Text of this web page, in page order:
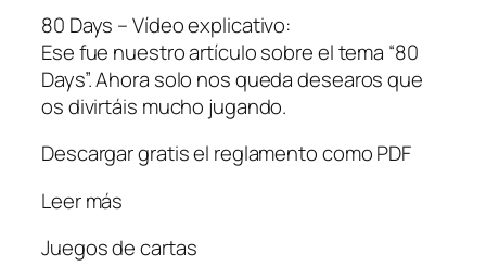
80 Days – Vídeo explicativo:
Ese fue nuestro artículo sobre el tema “80
Days”. Ahora solo nos queda desearos que
os divirtáis mucho jugando.
Descargar gratis el reglamento como PDF
Leer más
Juegos de cartas